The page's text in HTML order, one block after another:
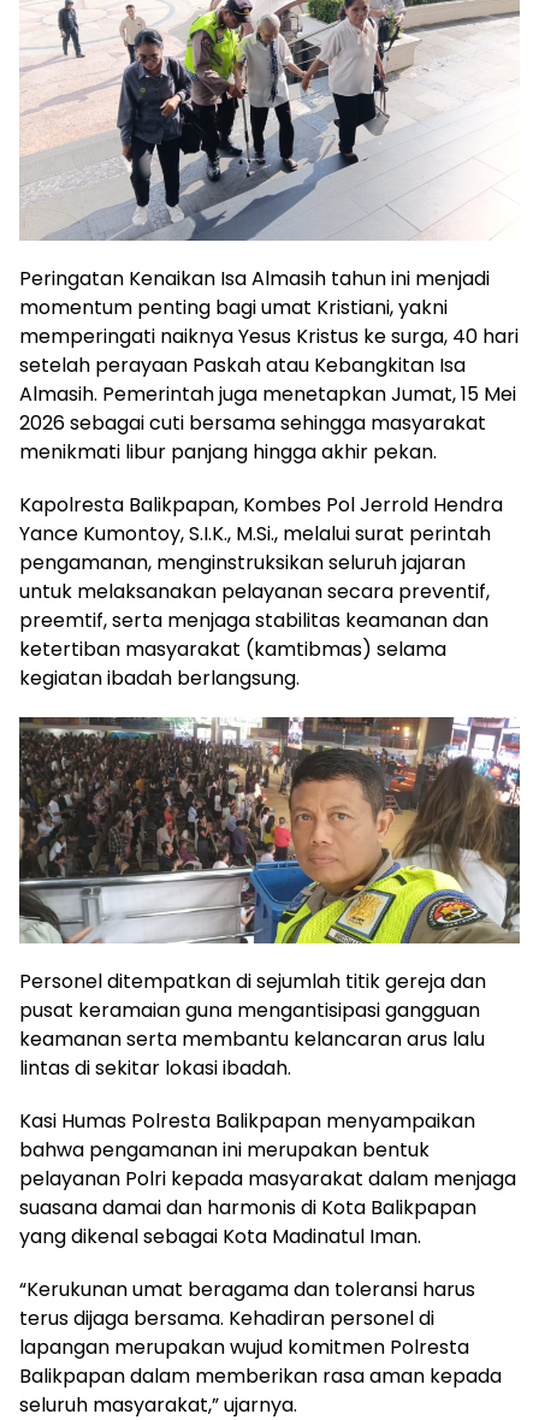
Peringatan Kenaikan Isa Almasih tahun ini menjadi
momentum penting bagi umat Kristiani, yakni
memperingati naiknya Yesus Kristus ke surga, 40 hari
setelah perayaan Paskah atau Kebangkitan Isa
Almasih. Pemerintah juga menetapkan Jumat, 15 Mei
2026 sebagai cuti bersama sehingga masyarakat
menikmati libur panjang hingga akhir pekan.
Kapolresta Balikpapan, Kombes Pol Jerrold Hendra
Yance Kumontoy, S.I.K., M.Si., melalui surat perintah
pengamanan, menginstruksikan seluruh jajaran
untuk melaksanakan pelayanan secara preventif,
preemtif, serta menjaga stabilitas keamanan dan
ketertiban masyarakat (kamtibmas) selama
kegiatan ibadah berlangsung.
Personel ditempatkan di sejumlah titik gereja dan
pusat keramaian guna mengantisipasi gangguan
keamanan serta membantu kelancaran arus lalu
lintas di sekitar lokasi ibadah.
Kasi Humas Polresta Balikpapan menyampaikan
bahwa pengamanan ini merupakan bentuk
pelayanan Polri kepada masyarakat dalam menjaga
suasana damai dan harmonis di Kota Balikpapan
yang dikenal sebagai Kota Madinatul Iman.
“Kerukunan umat beragama dan toleransi harus
terus dijaga bersama. Kehadiran personel di
lapangan merupakan wujud komitmen Polresta
Balikpapan dalam memberikan rasa aman kepada
seluruh masyarakat,” ujarnya.